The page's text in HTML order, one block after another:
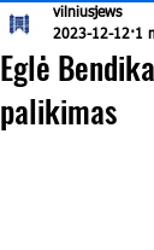
Eglė
palikimas
vilniusjews
2023-12-12 1